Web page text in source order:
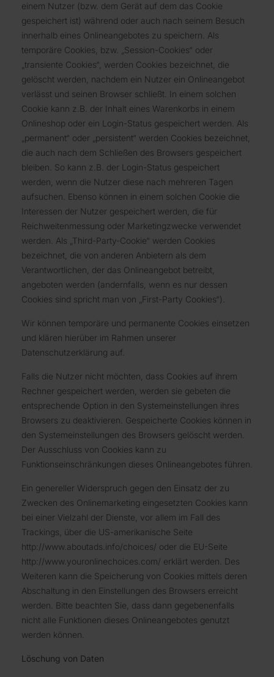
einem Nutzer (bzw. dem Gerät auf dem das Cookie
gespeichert ist) während oder auch nach seinem Besuch
innerhalb eines Onlineangebotes zu speichern. Als
temporäre Cookies, bzw. „Session-Cookies“ oder
„transiente Cookies“, werden Cookies bezeichnet, die
gelöscht werden, nachdem ein Nutzer ein Onlineangebot
verlässt und seinen Browser schließt. In einem solchen
Cookie kann z.B. der Inhalt eines Warenkorbs in einem
Onlineshop oder ein Login-Status gespeichert werden. Als
„permanent“ oder „persistent“ werden Cookies bezeichnet,
die auch nach dem Schließen des Browsers gespeichert
bleiben. So kann z.B. der Login-Status gespeichert
werden, wenn die Nutzer diese nach mehreren Tagen
aufsuchen. Ebenso können in einem solchen Cookie die
Interessen der Nutzer gespeichert werden, die für
Reichweitenmessung oder Marketingzwecke verwendet
werden. Als „Third-Party-Cookie“ werden Cookies
bezeichnet, die von anderen Anbietern als dem
Verantwortlichen, der das Onlineangebot betreibt,
angeboten werden (andernfalls, wenn es nur dessen
Cookies sind spricht man von „First-Party Cookies“).
Wir können temporäre und permanente Cookies einsetzen
und klären hierüber im Rahmen unserer
Datenschutzerklärung auf.
Falls die Nutzer nicht möchten, dass Cookies auf ihrem
Rechner gespeichert werden, werden sie gebeten die
entsprechende Option in den Systemeinstellungen ihres
Browsers zu deaktivieren. Gespeicherte Cookies können in
den Systemeinstellungen des Browsers gelöscht werden.
Der Ausschluss von Cookies kann zu
Funktionseinschränkungen dieses Onlineangebotes führen.
Ein genereller Widerspruch gegen den Einsatz der zu
Zwecken des Onlinemarketing eingesetzten Cookies kann
bei einer Vielzahl der Dienste, vor allem im Fall des
Trackings, über die US-amerikanische Seite
http://www.aboutads.info/choices/ oder die EU-Seite
http://www.youronlinechoices.com/ erklärt werden. Des
Weiteren kann die Speicherung von Cookies mittels deren
Abschaltung in den Einstellungen des Browsers erreicht
werden. Bitte beachten Sie, dass dann gegebenenfalls
nicht alle Funktionen dieses Onlineangebotes genutzt
werden können.
Löschung von Daten